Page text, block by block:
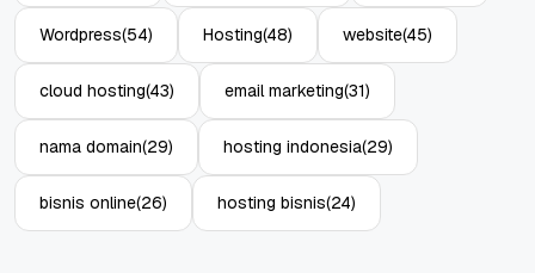
Wordpress(54) Hosting(48) website(45)
cloud hosting(43) email marketing(31)
nama domain(29) hosting indonesia(29)
bisnis online(26) hosting bisnis(24)